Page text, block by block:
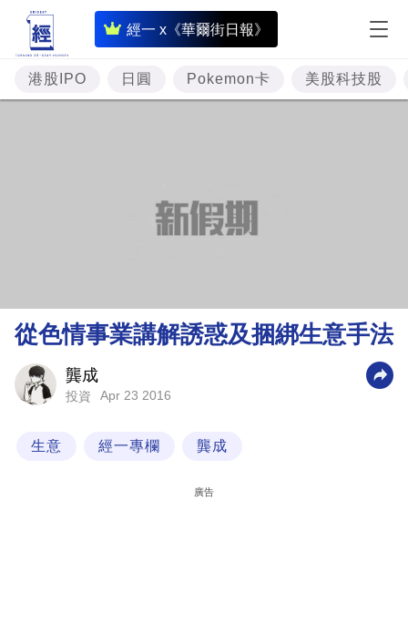
經一 x《華爾街日報》
即
時
財
經
理
財
業
港股IPO 日圓 Pokemon卡 美股科技股
從色情事業講解誘惑及捆綁生意手法
龔成
投資 Apr 23 2016
生意 經一專欄 龔成
廣告